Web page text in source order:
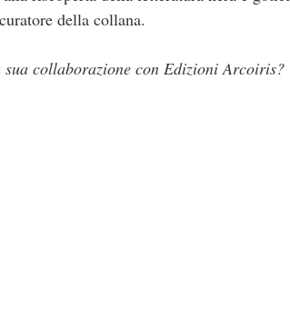
della collana.
collaborazione con Edizioni Arcoiris?